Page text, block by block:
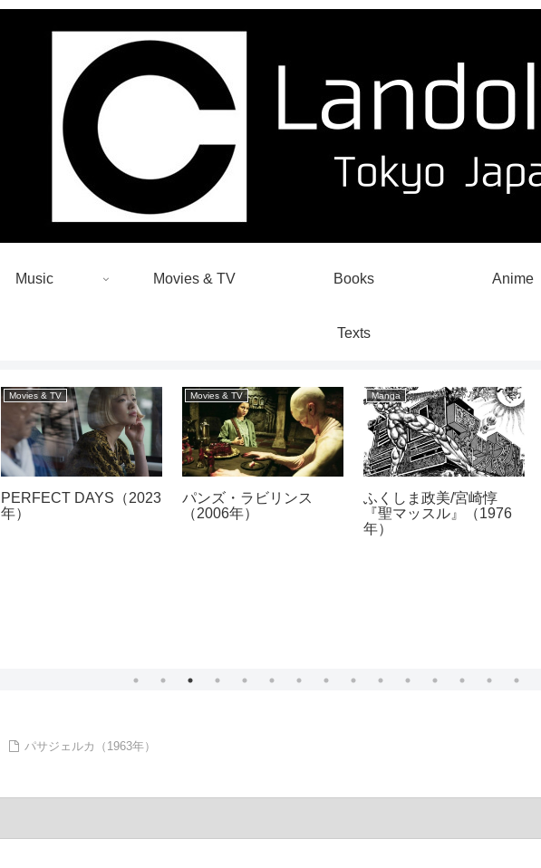
Music Movies & TV Books Anime
Texts
Movies & TV
PERFECT DAYS（2023
年）
Movies & TV
パンズ・ラビリンス
（2006年）
Manga
ふくしま政美/宮崎惇
『聖マッスル』（1976
年）
パサジェルカ（1963年）